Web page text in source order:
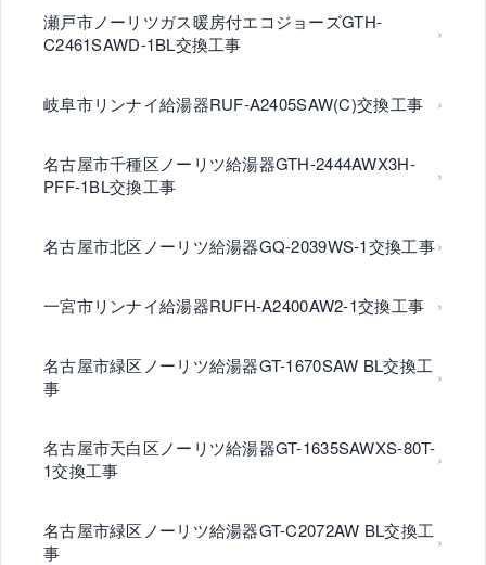
瀬戸市ノーリツガス暖房付エコジョーズGTH-
C2461SAWD-1BL交換工事
岐阜市リンナイ給湯器RUF-A2405SAW(C)交換工事
名古屋市千種区ノーリツ給湯器GTH-2444AWX3H-
PFF-1BL交換工事
名古屋市北区ノーリツ給湯器GQ-2039WS-1交換工事
一宮市リンナイ給湯器RUFH-A2400AW2-1交換工事
名古屋市緑区ノーリツ給湯器GT-1670SAW BL交換工
事
名古屋市天白区ノーリツ給湯器GT-1635SAWXS-80T-
1交換工事
名古屋市緑区ノーリツ給湯器GT-C2072AW BL交換工
事